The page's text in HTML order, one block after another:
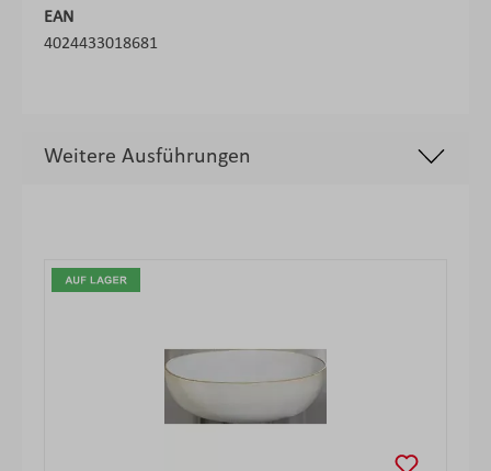
EAN
4024433018681
Weitere Ausführungen